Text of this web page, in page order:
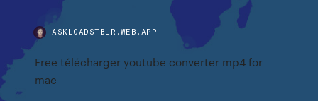
ASKLOADSTBLR.WEB.APP
Free télécharger youtube converter mp4 for
mac